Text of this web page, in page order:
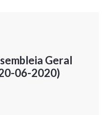
Geral
06-2020)